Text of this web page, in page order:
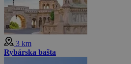
3 km
Rybárska bašta